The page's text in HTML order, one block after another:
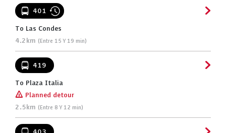
401
To Las Condes
4.2km (Entre 15 Y 19 min)
419
To Plaza Italia
[!] Planned detour
2.5km (Entre 8 Y 12 min)